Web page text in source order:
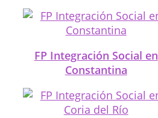
FP Integración Social en
Constantina